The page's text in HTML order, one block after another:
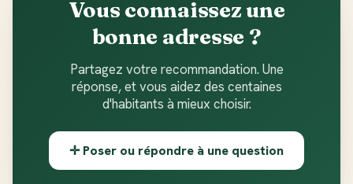
Vous connaissez une
bonne adresse ?
Partagez votre recommandation. Une
réponse, et vous aidez des centaines
d'habitants à mieux choisir.
✛ Poser ou répondre à une question